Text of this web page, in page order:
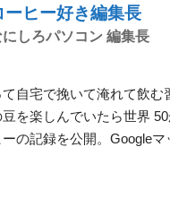
ーヒー好き編集長
にしろパソコン 編集長
自宅で挽いて淹れて飲む
を楽しんでいたら世界 50
の記録を公開。Googleマ